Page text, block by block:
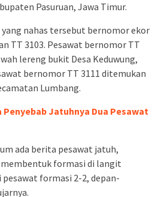
Pasuruan, Jawa Timur.
yang nahas tersebut bernomor ekor
TT 3103. Pesawat bernomor TT
lereng bukit Desa Keduwung,
bernomor TT 3111 ditemukan
Lumbang.
Penyebab Jatuhnya Dua Pesawat
ada berita pesawat jatuh,
formasi di langit
formasi 2-2, depan-